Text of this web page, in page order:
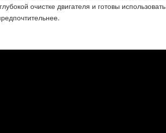
очистке двигателя и готовы использовать